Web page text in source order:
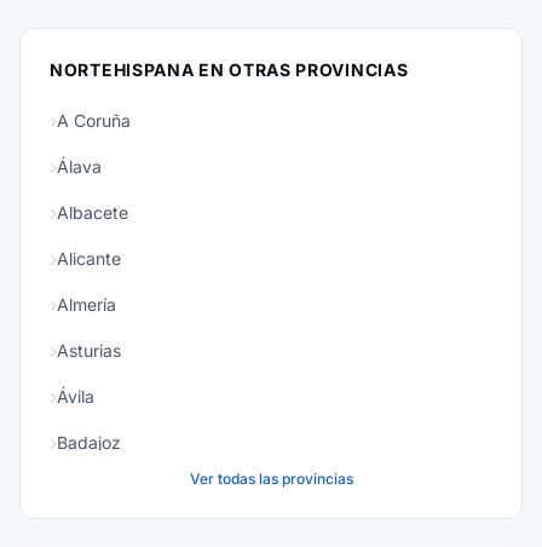
NORTEHISPANA EN OTRAS PROVINCIAS
A Coruña
Álava
Albacete
Alicante
Almería
Asturias
Ávila
Badajoz
Ver todas las provincias